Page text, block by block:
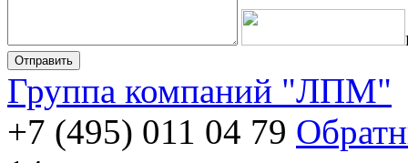
Группа компаний "ЛПМ"
+7 (495) 011 04 79